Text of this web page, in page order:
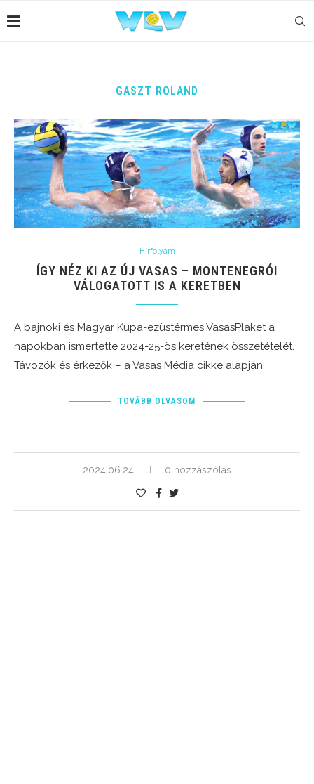
GASZT ROLAND
Hírfolyam
ÍGY NÉZ KI AZ ÚJ VASAS – MONTENEGRÓI
VÁLOGATOTT IS A KERETBEN
A bajnoki és Magyar Kupa-ezüstérmes VasasPlaket a
napokban ismertette 2024-25-ös keretének összetételét.
Távozók és érkezők – a Vasas Média cikke alapján:
TOVÁBB OLVASOM
2024.06.24. 0 hozzászólás